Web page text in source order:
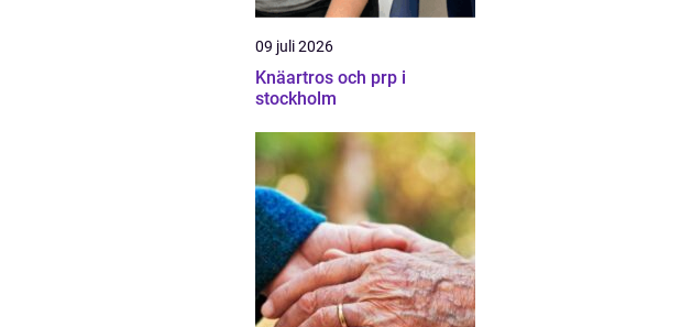
09 juli 2026
Knäartros och prp i
stockholm